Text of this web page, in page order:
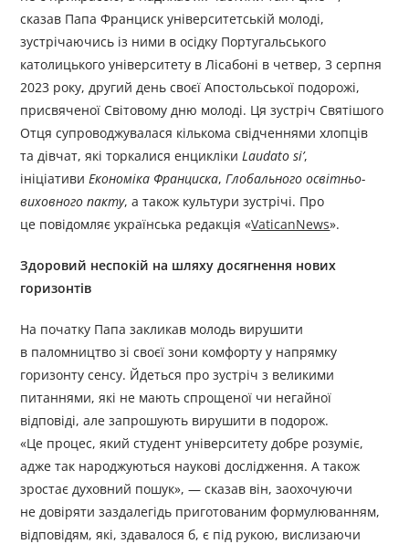
сказав Папа Франциск університетській молоді,
зустрічаючись із ними в осідку Португальського
католицького університету в Лісабоні в четвер, 3 серпня
2023 року, другий день своєї Апостольської подорожі,
присвяченої Світовому дню молоді. Ця зустріч Святішого
Отця супроводжувалася кількома свідченнями хлопців
та дівчат, які торкалися енциклікиLaudato si’,
ініціативиЕкономіка Франциска,Глобального освітньо-
виховного пакту, а також культури зустрічі. Про
це повідомляє українська редакція «VaticanNews».
Здоровий неспокій на шляху досягнення нових
горизонтів
На початку Папа закликав молодь вирушити
в паломництво зі своєї зони комфорту у напрямку
горизонту сенсу. Йдеться про зустріч з великими
питаннями, які не мають спрощеної чи негайної
відповіді, але запрошують вирушити в подорож.
«Це процес, який студент університету добре розуміє,
адже так народжуються наукові дослідження. А також
зростає духовний пошук», — сказав він, заохочуючи
не довіряти заздалегідь приготованим формулюванням,
відповідям, які, здавалося б, є під рукою, вислизаючи